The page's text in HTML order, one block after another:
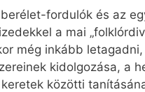
fordulók és az
a mai
még inkább
kidolgozása, a
közötti